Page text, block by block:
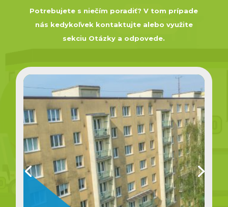
Potrebujete s niečím poradiť? V tom prípade
nás kedykoľvek kontaktujte alebo využite
sekciu Otázky a odpovede.